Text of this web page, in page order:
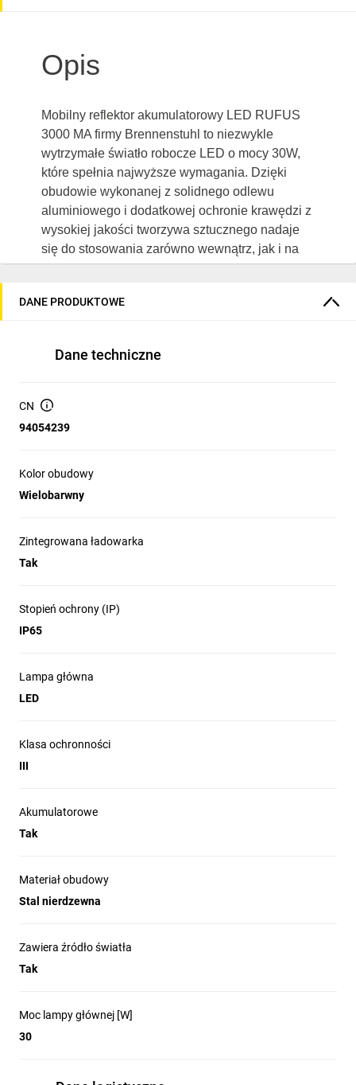
Opis
Mobilny reflektor akumulatorowy LED RUFUS
3000 MA firmy Brennenstuhl to niezwykle
wytrzymałe światło robocze LED o mocy 30W,
które spełnia najwyższe wymagania. Dzięki
obudowie wykonanej z solidnego odlewu
aluminiowego i dodatkowej ochronie krawędzi z
wysokiej jakości tworzywa sztucznego nadaje
się do stosowania zarówno wewnątrz, jak i na
zewnątrz pomieszczeń. Reflektor roboczy
ładowania wynosi ok. 5 godzin, a także włącznik
25% - 10%. Zainstalowane diody LED
i specjalnym rozproszeniem światła do
oświetlania dużych powierzchni. Reflektor
ładowania typu A/C. Ponadto przekonuje
następującymi cechami:
poziomami jasności
ładujący typu A/C w zestawie
(50%), 12h (25%), 25h (10%)
Odporność na uderzenia: IK08
DANE PRODUKTOWE
Dane techniczne
CN
94054239
Kolor obudowy
Wielobarwny
Zintegrowana ładowarka
Tak
Stopień ochrony (IP)
IP65
Lampa główna
LED
Klasa ochronności
III
Akumulatorowe
Tak
Materiał obudowy
Stal nierdzewna
Zawiera źródło światła
Tak
Moc lampy głównej [W]
30